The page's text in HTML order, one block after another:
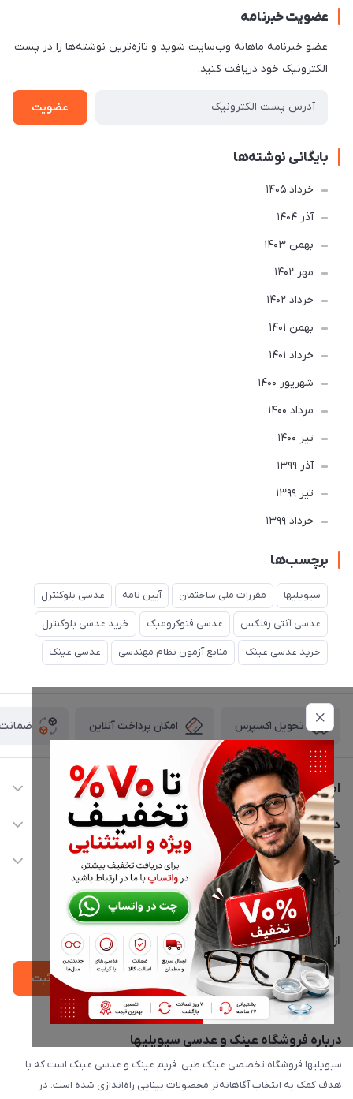
عضویت خبرنامه
عضو خبرنامه ماهانه وب‌سایت شوید و تازه‌ترین نوشته‌ها را در پست
الکترونیک خود دریافت کنید.
عضویت
بایگانی نوشته‌ها
خرداد 1405
آذر 1404
بهمن 1403
مهر 1402
خرداد 1402
بهمن 1401
خرداد 1401
شهریور 1400
مرداد 1400
تير 1400
آذر 1399
تير 1399
خرداد 1399
برچسب‌ها
سیویلیها مقررات ملی ساختمان آیین نامه عدسی بلوکنترل
عدسی آنتی رفلکس عدسی فتوکرومیک خرید عدسی بلوکنترل
خرید عدسی عینک منابع آزمون نظام مهندسی عدسی عینک
تحویل اکسپرس امکان پرداخت آنلاین ضمانت
اطلاعات تماس
02177116909
info@civiliha.com
ارسال فوری در تهران + ارسال به سراسر کشور
دسترسی سریع
حساب کاربری
مجله فروشگاه
لیست محصولات
درباره ما
خدمات مشتریان
حریم خصوصی
پشتیبانی واتساپ 09397003162
از جدید‌ترین تخفیف‌ها با‌ خبر شوید
ثبت
درباره فروشگاه عینک و عدسی سیویلیها
سیویلیها فروشگاه تخصصی عینک طبی، فریم عینک و عدسی عینک است که با
هدف کمک به انتخاب آگاهانه‌تر محصولات بینایی راه‌اندازی شده است. در